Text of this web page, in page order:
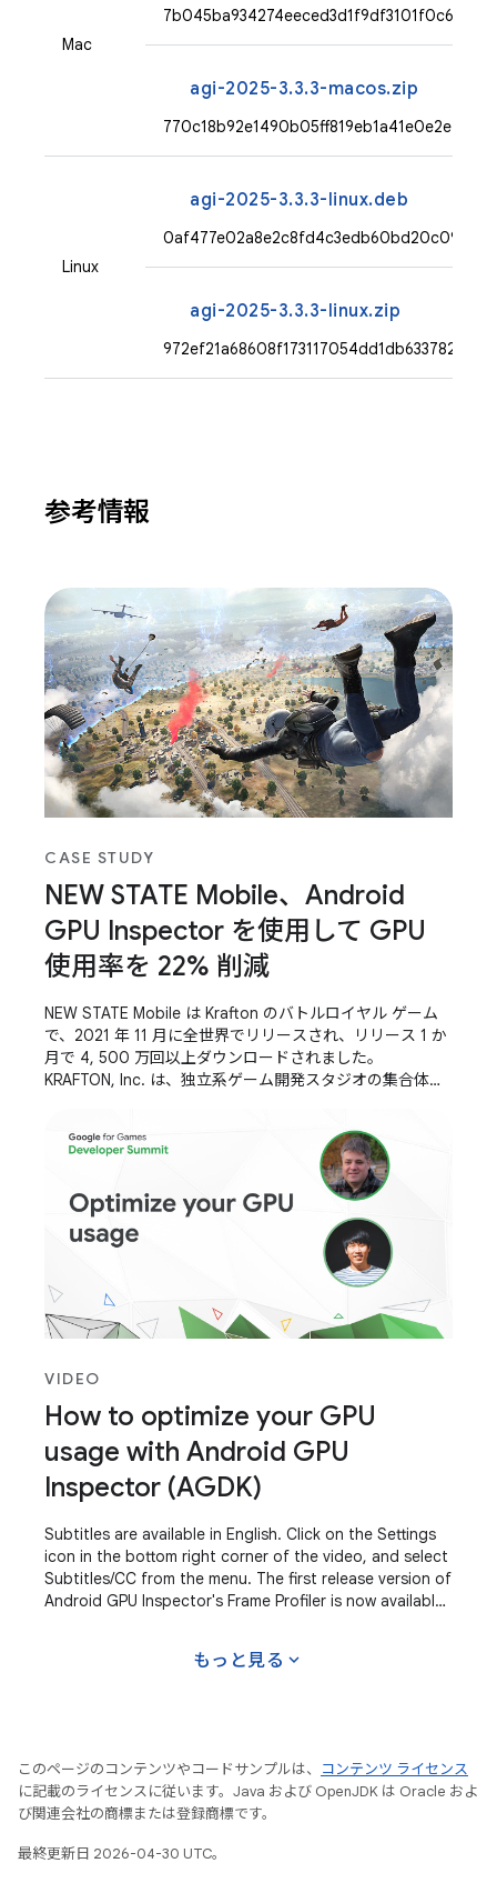
Mac
agi-2025-3.3.3-macos.zip
Linux
agi-2025-3.3.3-linux.deb
agi-2025-3.3.3-linux.zip
参考情報
CASE STUDY
NEW STATE Mobile、Android
GPU Inspector を使用して GPU
使用率を 22% 削減
NEW STATE Mobile は Krafton のバトルロイヤル ゲーム
で、2021 年 11 月に全世界でリリースされ、リリース 1 か
月で 4, 500 万回以上ダウンロードされました。
KRAFTON, Inc. は、独立系ゲーム開発スタジオの集合体
Studio、Striking Distance
VIDEO
How to optimize your GPU
usage with Android GPU
Inspector (AGDK)
Subtitles are available in English. Click on the Settings
icon in the bottom right corner of the video, and select
Subtitles/CC from the menu. The first release version of
Android GPU Inspector's Frame Profiler is now available
もっと見る expand_more
このページのコンテンツやコードサンプルは、
コンテンツ ライセンス
に記載のライセンスに従います。Java および OpenJDK は Oracle およ
び関連会社の商標または登録商標です。
最終更新日 2026-04-30 UTC。